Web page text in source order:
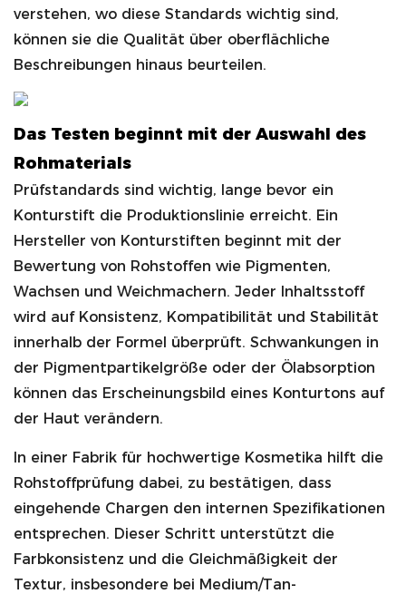
verstehen, wo diese Standards wichtig sind,
können sie die Qualität über oberflächliche
Beschreibungen hinaus beurteilen.
Das Testen beginnt mit der Auswahl des
Rohmaterials
Prüfstandards sind wichtig, lange bevor ein
Konturstift die Produktionslinie erreicht. Ein
Hersteller von Konturstiften beginnt mit der
Bewertung von Rohstoffen wie Pigmenten,
Wachsen und Weichmachern. Jeder Inhaltsstoff
wird auf Konsistenz, Kompatibilität und Stabilität
innerhalb der Formel überprüft. Schwankungen in
der Pigmentpartikelgröße oder der Ölabsorption
können das Erscheinungsbild eines Konturtons auf
der Haut verändern.
In einer Fabrik für hochwertige Kosmetika hilft die
Rohstoffprüfung dabei, zu bestätigen, dass
eingehende Chargen den internen Spezifikationen
entsprechen. Dieser Schritt unterstützt die
Farbkonsistenz und die Gleichmäßigkeit der
Textur, insbesondere bei Medium/Tan-